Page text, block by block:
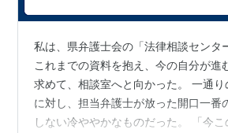
私は、県弁護士会の「法律相談センタ
これまでの資料を抱え、今の自分が進
求めて、相談室へと向かった。 一通
に対し、担当弁護士が放った開口一番
しない冷ややかなものだった。 「今こ